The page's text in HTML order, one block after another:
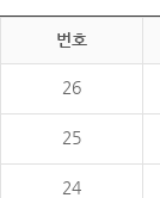
번호
26
25
24